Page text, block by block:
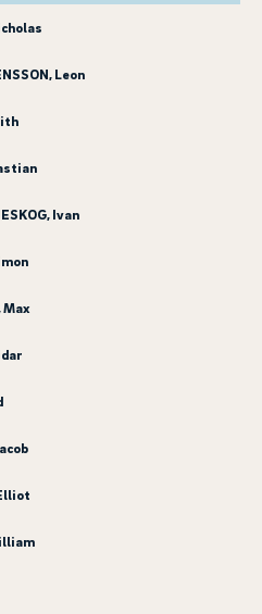
Leon
Ivan
Max